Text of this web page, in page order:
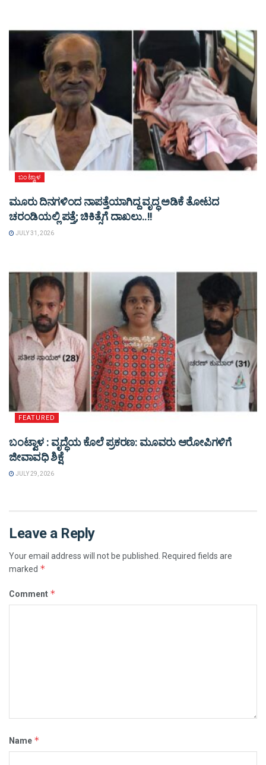
ಬಂಟ್ವಾಳ
ಮೂರು ದಿನಗಳಿಂದ ನಾಪತ್ತೆಯಾಗಿದ್ದ ವೃದ್ಧ ಅಡಿಕೆ ತೋಟದ
ಚರಂಡಿಯಲ್ಲಿ ಪತ್ತೆ; ಚಿಕಿತ್ಸೆಗೆ ದಾಖಲು..!!
JULY 31, 2026
FEATURED
ಬಂಟ್ವಾಳ : ವೃದ್ಧೆಯ ಕೊಲೆ ಪ್ರಕರಣ: ಮೂವರು ಆರೋಪಿಗಳಿಗೆ
ಜೀವಾವಧಿ ಶಿಕ್ಷೆ
JULY 29, 2026
Leave a Reply
Your email address will not be published. Required fields are
marked *
Comment *
Name *